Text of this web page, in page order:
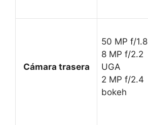
Cámara trasera
50 MP f/1.8
8 MP f/2.2
UGA
2 MP f/2.4
bokeh